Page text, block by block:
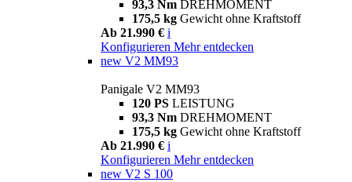
93,3 Nm DREHMOMENT
175,5 kg Gewicht ohne Kraftstoff
Ab 21.990 € i
Konfigurieren Mehr entdecken
new V2 MM93
Panigale V2 MM93
120 PS LEISTUNG
93,3 Nm DREHMOMENT
175,5 kg Gewicht ohne Kraftstoff
Ab 21.990 € i
Konfigurieren Mehr entdecken
new V2 S 100